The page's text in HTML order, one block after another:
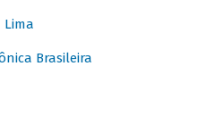
Brasileira